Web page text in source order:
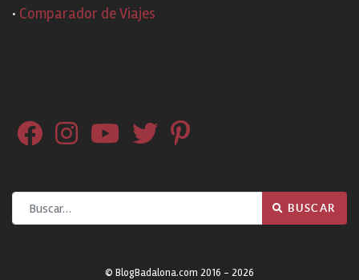
· Comparador de Viajes
Buscar BUSCAR
© BlogBadalona.com 2016 - 2026